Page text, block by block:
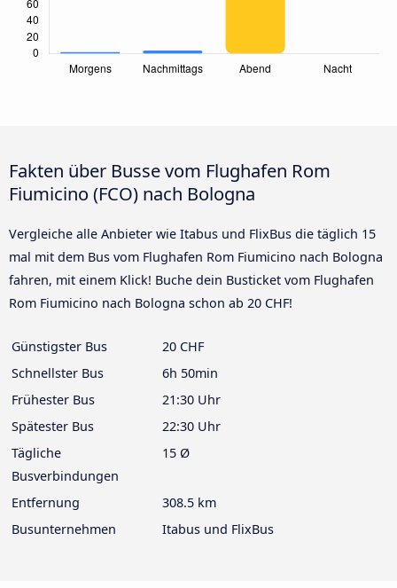
Fakten über Busse vom Flughafen Rom
Fiumicino (FCO) nach Bologna
Vergleiche alle Anbieter wie Itabus und FlixBus die täglich 15
mal mit dem Bus vom Flughafen Rom Fiumicino nach Bologna
fahren, mit einem Klick! Buche dein Busticket vom Flughafen
Rom Fiumicino nach Bologna schon ab 20 CHF!
Günstigster Bus
20 CHF
Schnellster Bus
6h 50min
Frühester Bus
21:30 Uhr
Spätester Bus
22:30 Uhr
Tägliche
Busverbindungen
15 Ø
Entfernung
308.5 km
Busunternehmen
Itabus und FlixBus